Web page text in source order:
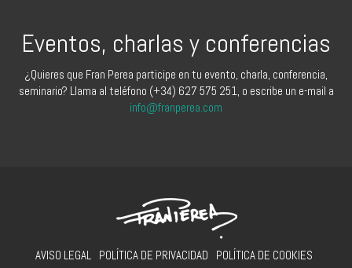
Eventos, charlas y conferencias
¿Quieres que Fran Perea participe en tu evento, charla, conferencia,
seminario? Llama al teléfono (+34) 627 575 251, o escribe un e-mail a
info@franperea.com
AVISO LEGAL POLÍTICA DE PRIVACIDAD POLÍTICA DE COOKIES